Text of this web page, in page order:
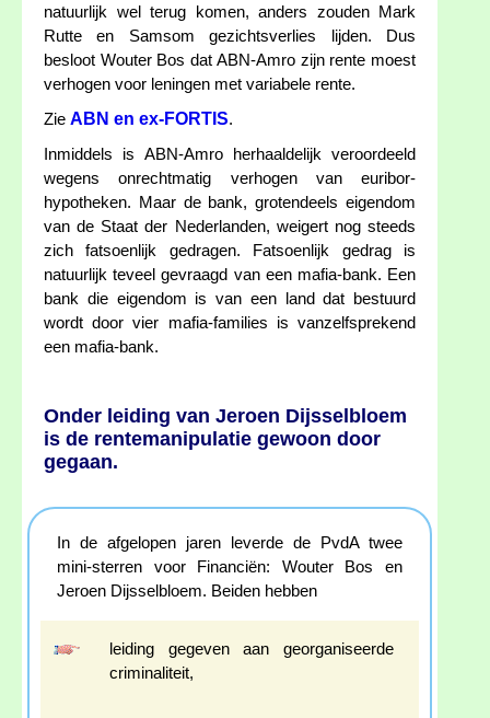
natuurlijk wel terug komen, anders zouden Mark
Rutte en Samsom gezichtsverlies lijden. Dus
besloot Wouter Bos dat ABN-Amro zijn rente moest
verhogen voor leningen met variabele rente.
Zie ABN en ex-FORTIS.
Inmiddels is ABN-Amro herhaaldelijk veroordeeld
wegens onrechtmatig verhogen van euribor-
hypotheken. Maar de bank, grotendeels eigendom
van de Staat der Nederlanden, weigert nog steeds
zich fatsoenlijk gedragen. Fatsoenlijk gedrag is
natuurlijk teveel gevraagd van een mafia-bank. Een
bank die eigendom is van een land dat bestuurd
wordt door vier mafia-families is vanzelfsprekend
een mafia-bank.
Onder leiding van Jeroen Dijsselbloem
is de rentemanipulatie gewoon door
gegaan.
In de afgelopen jaren leverde de PvdA twee
mini-sterren voor Financiën: Wouter Bos en
Jeroen Dijsselbloem. Beiden hebben
leiding gegeven aan georganiseerde
criminaliteit,